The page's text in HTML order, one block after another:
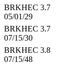
BRKHEC 3.7
05/01/29
BRKHEC 3.7
07/15/30
BRKHEC 3.8
07/15/48